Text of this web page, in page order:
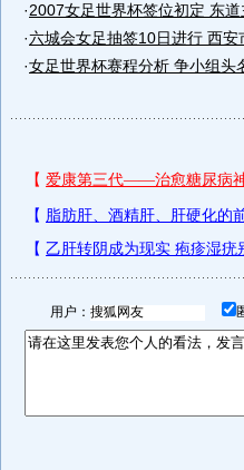
·2007女足世界杯签位初定 东
·六城会女足抽签10日进行 西安
·女足世界杯赛程分析 争小组头
用户：